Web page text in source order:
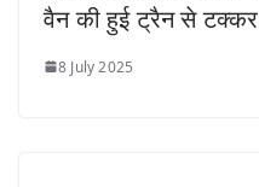
वैन की हुई ट्रैन से टक्कर
8 July 2025